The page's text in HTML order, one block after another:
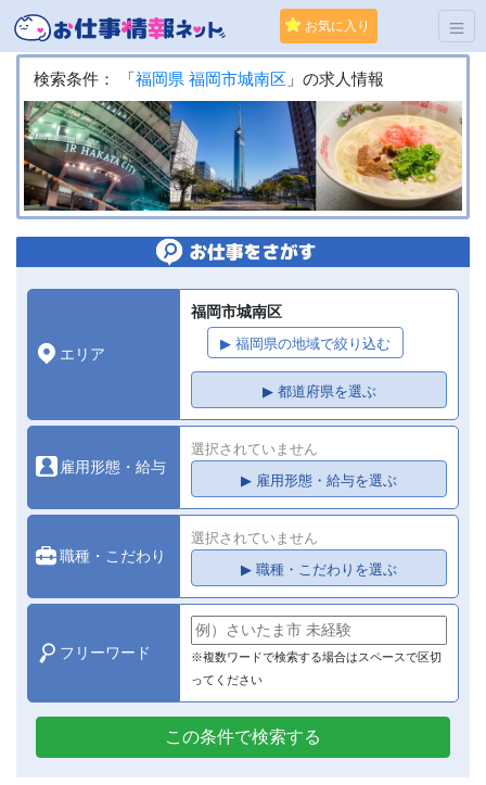
お気に入り
検索条件： 「 福岡県 福岡市城南区 」の求人情報
エリア
福岡市城南区
▶ 福岡県の地域で絞り込む
▶ 都道府県を選ぶ
雇用形態・給与
選択されていません
▶ 雇用形態・給与を選ぶ
職種・こだわり
選択されていません
▶ 職種・こだわりを選ぶ
フリーワード
※複数ワードで検索する場合はスペースで区切
ってください
この条件で検索する